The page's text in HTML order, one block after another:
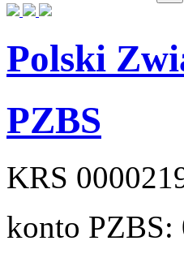
Polski
PZBS
KRS
konto PZBS: